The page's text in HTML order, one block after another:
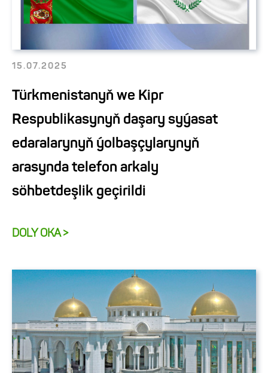
15.07.2025
Türkmenistanyň we Kipr
Respublikasynyň daşary syýasat
edaralarynyň ýolbaşçylarynyň
arasynda telefon arkaly
söhbetdeşlik geçirildi
DOLY OKA >